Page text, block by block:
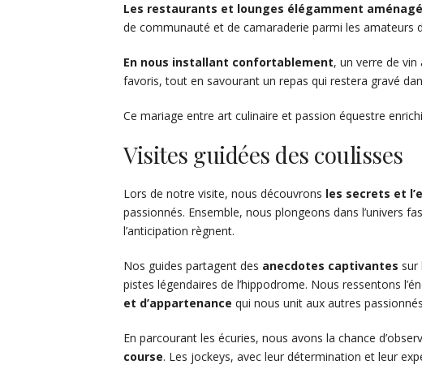
Les restaurants et lounges élégamment
de communauté et de camaraderie parmi les amateurs
En nous installant confortablement, un verre de
favoris, tout en savourant un repas qui restera gravé
Ce mariage entre art culinaire et passion équestre
Visites guidées des coulisses
Lors de notre visite, nous découvrons les secrets et
passionnés. Ensemble, nous plongeons dans l’univers
l’anticipation règnent.
Nos guides partagent des anecdotes captivantes sur
pistes légendaires de l’hippodrome. Nous ressentons
et d’appartenance qui nous unit aux autres
En parcourant les écuries, nous avons la chance
course. Les jockeys, avec leur détermination et leur